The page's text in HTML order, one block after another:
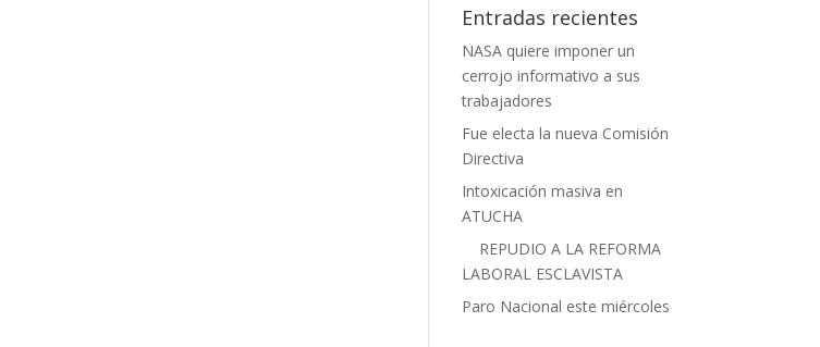
Entradas recientes
NASA quiere imponer un
cerrojo informativo a sus
trabajadores
Fue electa la nueva Comisión
Directiva
Intoxicación masiva en
ATUCHA
REPUDIO A LA REFORMA
LABORAL ESCLAVISTA
Paro Nacional este miércoles